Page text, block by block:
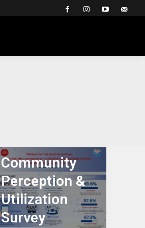
Community
Perception &
Utilization
Survey